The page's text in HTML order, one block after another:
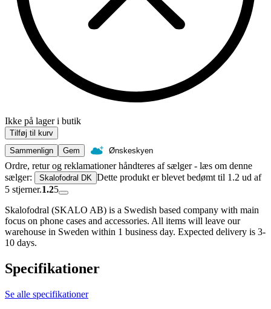
Ikke på lager i butik
Tilføj til kurv
Sammenlign
Gem Ønskeskyen
Ordre, retur og reklamationer håndteres af sælger - læs om denne
sælger:
Skalofodral DK Dette produkt er blevet bedømt til 1.2 ud af
5 stjerner.1.25
Skalofodral (SKALO AB) is a Swedish based company with main
focus on phone cases and accessories. All items will leave our
warehouse in Sweden within 1 business day. Expected delivery is 3-
10 days.
Specifikationer
Se alle specifikationer